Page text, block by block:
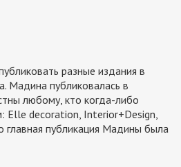
разные издания в
Мадина публиковалась в
любому, кто когда-либо
Elle decoration, Interior+Design,
главная публикация Мадины была